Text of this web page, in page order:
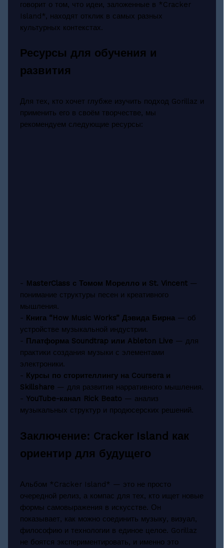
говорит о том, что идеи, заложенные в *Cracker
Island*, находят отклик в самых разных
культурных контекстах.
Ресурсы для обучения и
развития
Для тех, кто хочет глубже изучить подход Gorillaz и
применить его в своём творчестве, мы
рекомендуем следующие ресурсы:
- MasterClass с Томом Морелло и St. Vincent—
понимание структуры песен и креативного
мышления.
- Книга “How Music Works” Дэвида Бирна— об
устройстве музыкальной индустрии.
- Платформа Soundtrap или Ableton Live — для
практики создания музыки с элементами
электроники.
- Курсы по сторителлингу на Coursera и
Skillshare — для развития нарративного мышления.
- YouTube-канал Rick Beato — анализ
музыкальных структур и продюсерских решений.
Заключение: Cracker Island как
ориентир для будущего
Альбом *Cracker Island* — это не просто
очередной релиз, а компас для тех, кто ищет новые
формы самовыражения в искусстве. Он
показывает, как можно соединить музыку, визуал,
философию и технологии в единое целое. Gorillaz
не боятся экспериментировать, и именно это